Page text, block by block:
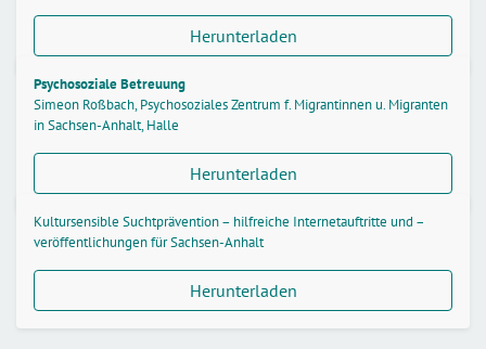
Herunterladen
Psychosoziale Betreuung
Simeon Roßbach, Psychosoziales Zentrum f. Migrantinnen u. Migranten
in Sachsen-Anhalt, Halle
Herunterladen
Kultursensible Suchtprävention – hilfreiche Internetauftritte und –
veröffentlichungen für Sachsen-Anhalt
Herunterladen